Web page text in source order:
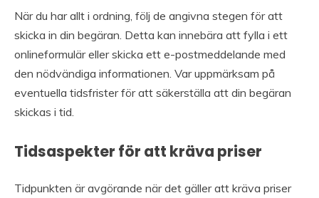
När du har allt i ordning, följ de angivna stegen för att
skicka in din begäran. Detta kan innebära att fylla i ett
onlineformulär eller skicka ett e-postmeddelande med
den nödvändiga informationen. Var uppmärksam på
eventuella tidsfrister för att säkerställa att din begäran
skickas i tid.
Tidsaspekter för att kräva priser
Tidpunkten är avgörande när det gäller att kräva priser